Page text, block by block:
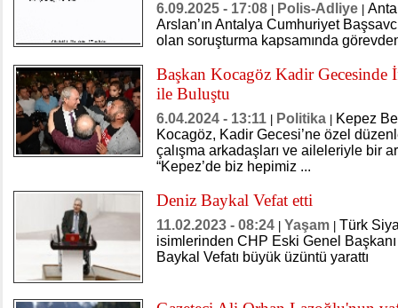
6.09.2025 - 17:08 Polis-Adliye
Arslan’ın Antalya Cumhuriyet
olan soruşturma kapsamında görevden
Başkan Kocagöz Kadir Gecesinde
ile Buluştu
6.04.2024 - 13:11 Politika
Kepez
Kocagöz, Kadir Gecesi’ne özel
çalışma arkadaşları ve aileleriyle bir
“Kepez’de biz hepimiz ...
Deniz Baykal Vefat etti
11.02.2023 - 08:24 Yaşam
Türk
isimlerinden CHP Eski Genel
Baykal Vefatı büyük üzüntü yarattı